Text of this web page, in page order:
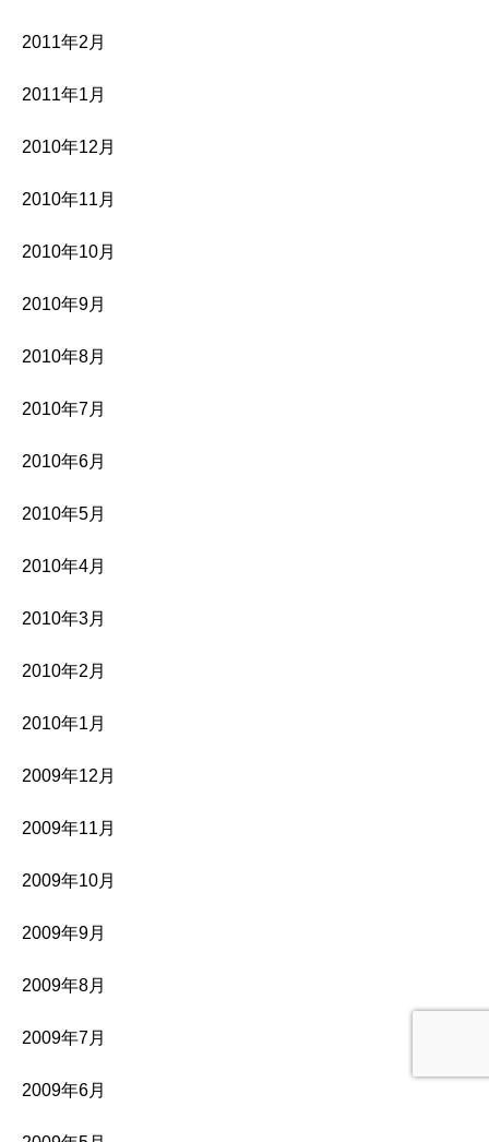
2011年2月
2011年1月
2010年12月
2010年11月
2010年10月
2010年9月
2010年8月
2010年7月
2010年6月
2010年5月
2010年4月
2010年3月
2010年2月
2010年1月
2009年12月
2009年11月
2009年10月
2009年9月
2009年8月
2009年7月
2009年6月